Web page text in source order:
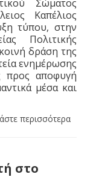
Σώματος
Καπέλιος
τύπου, στην
Πολιτικής
δράση της
ενημέρωσης
προς αποφυγή
μέσα και
περισσότερα
στο